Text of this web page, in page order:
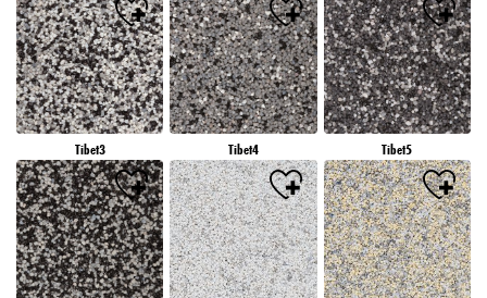
Tibet3 Tibet4 Tibet5